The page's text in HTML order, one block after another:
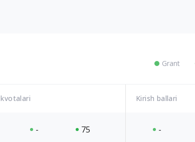
Grant
Kirish ballari
- 75 -